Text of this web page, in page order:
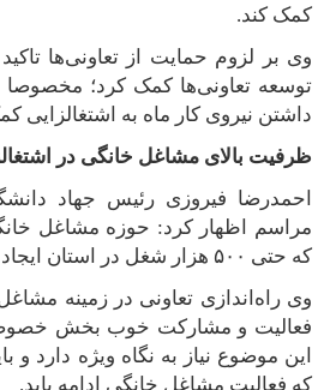
کمک کند.
وی بر لزوم حمایت از تعاونی‌ها
توسعه تعاونی‌ها کمک کرد؛ مخصوصا
داشتن نیروی کار ماه به اشتغالزایی
ظرفیت بالای مشاغل خانگی در
احمدرضا فیروزی رئیس جهاد
مراسم اظهار کرد: حوزه مشاغل
که حتی ۵۰۰ هزار شغل در استان ایجاد کند
وی راه‌اندازی تعاونی در زمینه
فعالیت و مشارکت خوب بخش
این موضوع نیاز به نگاه ویژه دارد و
که فعالیت مشاغل خانگی ادامه یابد